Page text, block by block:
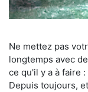
Ne mettez pas
longtemps avec
ce qu'il y a à faire
Depuis toujours,